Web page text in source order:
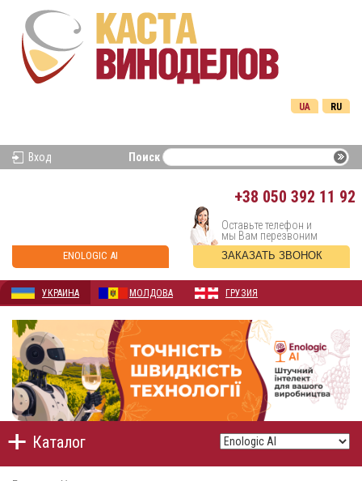
RU
UA
Вход Поиск
+38 050 392 11 92
ENOLOGIC AI
Оставьте телефон и
мы Вам перезвоним
ЗАКАЗАТЬ ЗВОНОК
УКРАИНА МОЛДОВА ГРУЗИЯ
Каталог